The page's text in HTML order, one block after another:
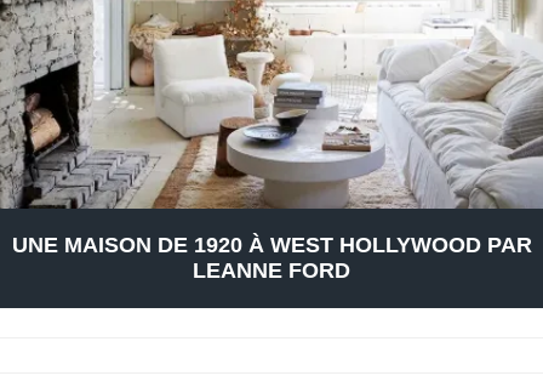
UNE MAISON DE 1920 À WEST HOLLYWOOD PAR
LEANNE FORD